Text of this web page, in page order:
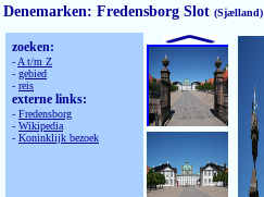
Denemarken: Fredensborg Slot (Sjælland)
zoeken:
-A t/m Z
- gebied
- reis
externe links:
- Fredensborg
- Wikipedia
- Koninklijk bezoek